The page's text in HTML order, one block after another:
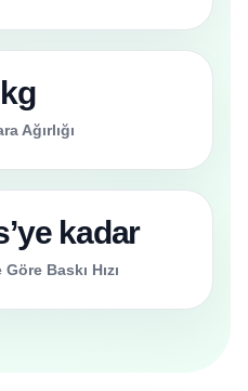
Ağırlığı
kadar
Baskı Hızı